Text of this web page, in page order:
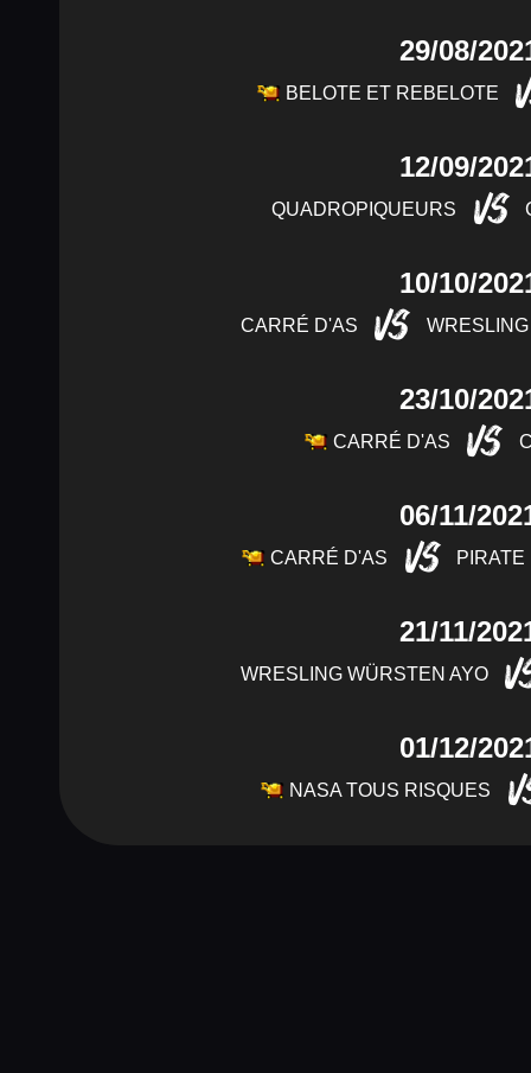
29/08/
BELOTE ET REBELOTE
12/09/
QUADROPIQUEURS VS
10/10/
CARRÉ D'AS VS
23/10/
CARRÉ D'AS VS
06/11/
CARRÉ D'AS VS
21/11/
WRESLING WÜRSTEN AYO
01/12/
NASA TOUS RISQUES